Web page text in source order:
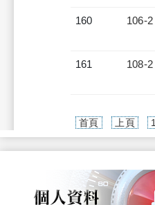
160 106-2
161 108-2
首頁 上頁 1